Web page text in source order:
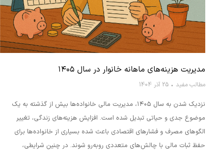
مدیریت هزینه‌های ماهانه خانوار در سال ۱۴۰۵
مطالب مفید 25 آذر 1404
نزدیک شدن به سال ۱۴۰۵، مدیریت مالی خانواده‌ها بیش از گذشته به یک
موضوع جدی و حیاتی تبدیل شده است. افزایش هزینه‌های زندگی، تغییر
الگوهای مصرف و فشارهای اقتصادی باعث شده بسیاری از خانواده‌ها برای
حفظ ثبات مالی با چالش‌های متعددی روبه‌رو شوند. در چنین شرایطی،